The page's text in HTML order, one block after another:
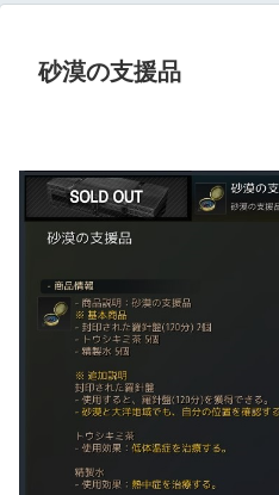
砂漠の支援品